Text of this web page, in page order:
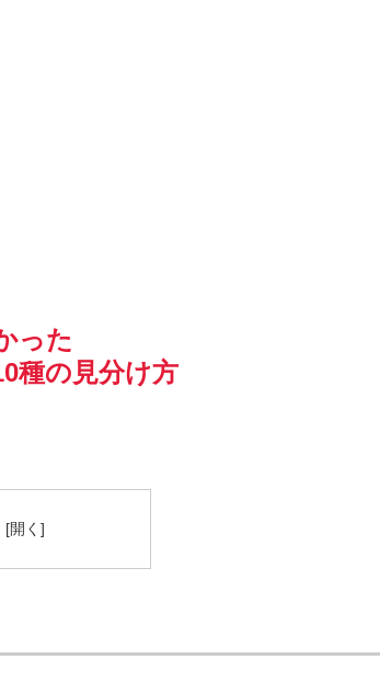
った
種の見分け方